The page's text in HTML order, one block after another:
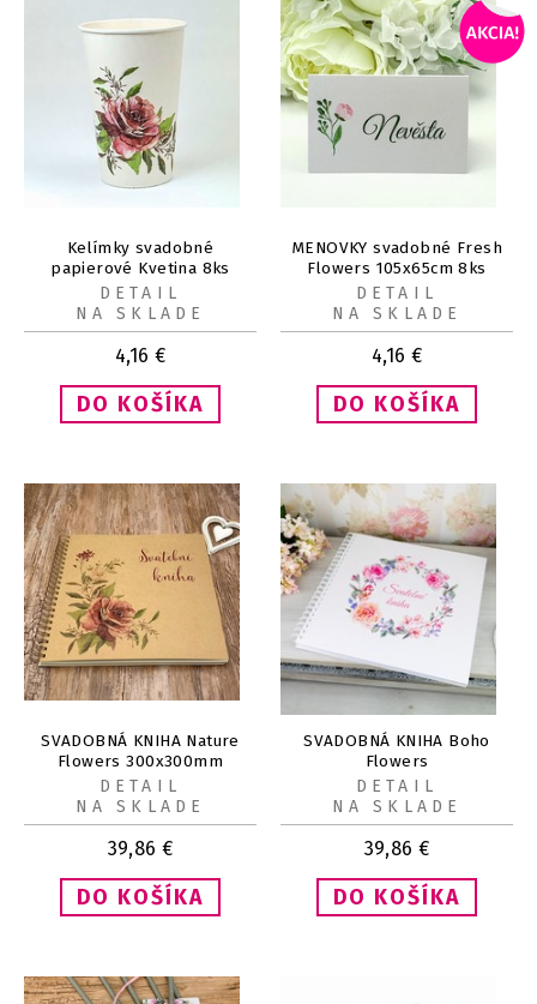
Kelímky svadobné
papierové Kvetina 8ks
4,16 €
DETAIL
NA SKLADE
MENOVKY svadobné Fresh
Flowers 105x65cm 8ks
4,16 €
DETAIL
NA SKLADE
SVADOBNÁ KNIHA Nature
Flowers 300x300mm
39,86 €
DETAIL
NA SKLADE
SVADOBNÁ KNIHA Boho
Flowers
39,86 €
DETAIL
NA SKLADE